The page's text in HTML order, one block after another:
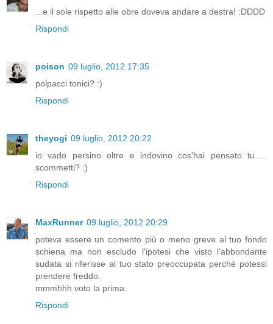
...e il sole rispetto alle obre doveva andare a destra! :DDDD
Rispondi
poison 09 luglio, 2012 17:35
polpacci tonici? :)
Rispondi
theyogi 09 luglio, 2012 20:22
io vado persino oltre e indovino cos'hai pensato tu.....
scommetti? :)
Rispondi
MaxRunner 09 luglio, 2012 20:29
poteva essere un comento più o meno greve al tuo fondo
schiena ma non escludo l'ipotesi che visto l'abbondante
sudata si riferisse al tuo stato preoccupata perchè potessi
prendere freddo.
mmmhhh voto la prima.
Rispondi